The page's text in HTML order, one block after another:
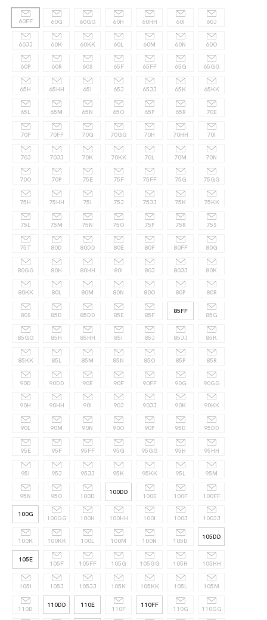
60FF 60G 60GG 60H 60HH 60I 60J
60JJ 60K 60KK 60L 60M 60N 60O
60P 60R 60S 65F 65FF 65G 65GG
65H 65HH 65I 65J 65JJ 65K 65KK
65L 65M 65N 65O 65P 65R 70E
70F 70FF 70G 70GG 70H 70HH 70I
70J 70JJ 70K 70KK 70L 70M 70N
70O 70P 75E 75F 75FF 75G 75GG
75H 75HH 75I 75J 75JJ 75K 75KK
75L 75M 75N 75O 75P 75R 75S
75T 80D 80DD 80E 80F 80FF 80G
80GG 80H 80HH 80I 80J 80JJ 80K
80KK 80L 80M 80N 80O 80P 80R
80S 85D 85DD 85E 85F
85FF
85G
85GG 85H 85HH 85I 85J 85JJ 85K
85KK 85L 85M 85N 85O 85P 85R
90D 90DD 90E 90F 90FF 90G 90GG
90H 90HH 90I 90J 90JJ 90K 90KK
90L 90M 90N 90O 90P 95D 95DD
95E 95F 95FF 95G 95GG 95H 95HH
95I 95J 95JJ 95K 95KK 95L 95M
95N 95O 100D
100DD
100E 100F 100FF
100G
100GG 100H 100HH 100I 100J 100JJ
100K 100KK 100L 100M 100N 105D
105DD
105E
105F 105FF 105G 105GG 105H 105HH
105I 105J 105JJ 105K 105KK 105L 105M
110D
110DD 110E
110F
110FF
110G 110GG